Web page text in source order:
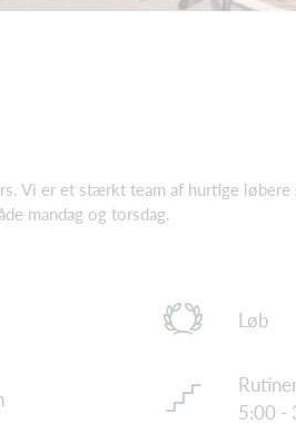
Vi er et stærkt team af hurtige
mandag og torsdag.
Løb
5:00 -